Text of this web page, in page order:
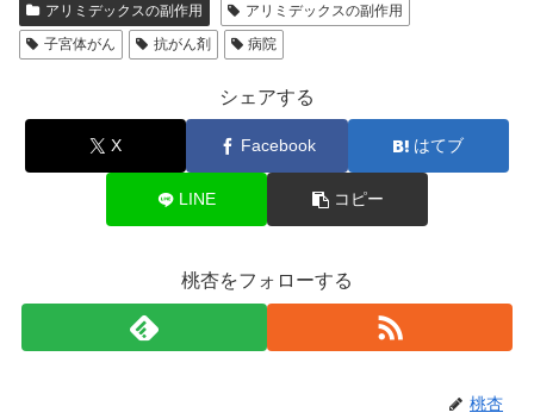
アリミデックスの副作用
アリミデックスの副作用
子宮体がん
抗がん剤 病院
シェアする
X Facebook はてブ
LINE コピー
桃杏をフォローする
桃杏